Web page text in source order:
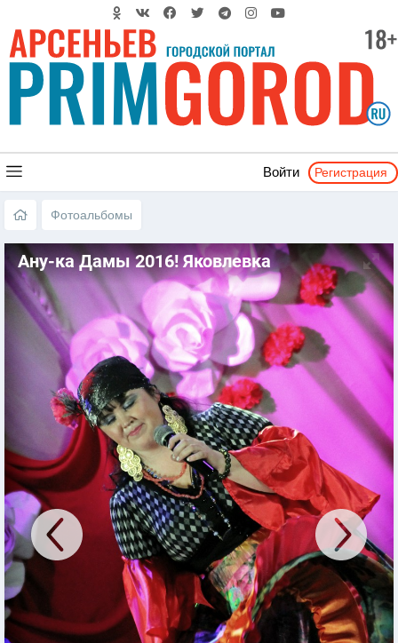
Войти Регистрация
Фотоальбомы
Ану-ка Дамы 2016! Яковлевка